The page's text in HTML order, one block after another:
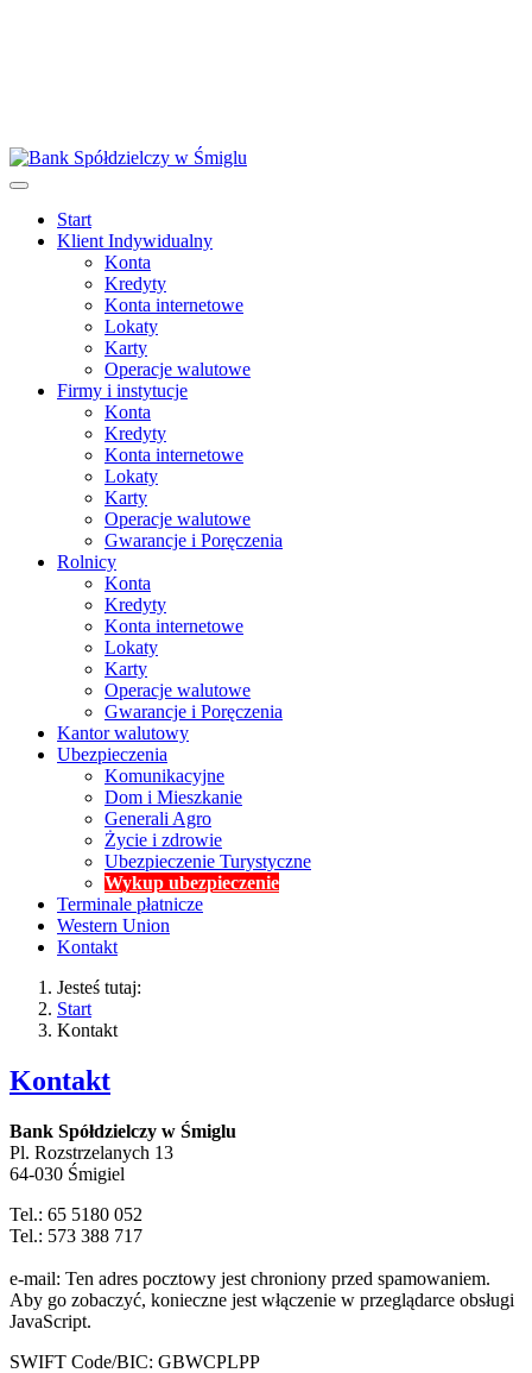
Start
Klient Indywidualny
Konta
Kredyty
Konta internetowe
Lokaty
Karty
Operacje walutowe
Firmy i instytucje
Konta
Kredyty
Konta internetowe
Lokaty
Karty
Operacje walutowe
Gwarancje i Poręczenia
Rolnicy
Konta
Kredyty
Konta internetowe
Lokaty
Karty
Operacje walutowe
Gwarancje i Poręczenia
Kantor walutowy
Ubezpieczenia
Komunikacyjne
Dom i Mieszkanie
Generali Agro
Życie i zdrowie
Ubezpieczenie Turystyczne
Wykup ubezpieczenie
Terminale płatnicze
Western Union
Kontakt
Jesteś tutaj:
Start
Kontakt
Kontakt
Bank Spółdzielczy w Śmiglu
Pl. Rozstrzelanych 13
64-030 Śmigiel
Tel.: 65 5180 052
Tel.: 573 388 717
e-mail: Ten adres pocztowy jest chroniony przed spamowaniem.
Aby go zobaczyć, konieczne jest włączenie w przeglądarce obsługi
JavaScript.
SWIFT Code/BIC: GBWCPLPP